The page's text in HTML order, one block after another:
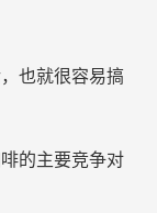
也就很容易搞
的主要竞争对